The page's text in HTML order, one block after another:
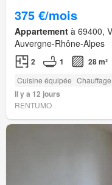
375 €/mois
Appartement à 69400,
Auvergne-Rhône-Alpes
2 1 28 m²
Cuisine équipée Chauffage
Il y a 12 jours
RENTUMO